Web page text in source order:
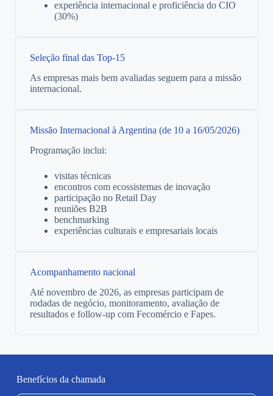
experiência internacional e proficiência do CIO
(30%)
Seleção final das Top-15
As empresas mais bem avaliadas seguem para a missão
internacional.
Missão Internacional à Argentina (de 10 a 16/05/2026)
Programação inclui:
visitas técnicas
encontros com ecossistemas de inovação
participação no Retail Day
reuniões B2B
benchmarking
experiências culturais e empresariais locais
Acompanhamento nacional
Até novembro de 2026, as empresas participam de
rodadas de negócio, monitoramento, avaliação de
resultados e follow-up com Fecomércio e Fapes.
Benefícios da chamada